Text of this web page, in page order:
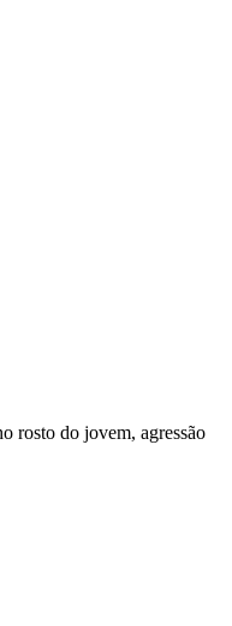
rosto do jovem, agressão